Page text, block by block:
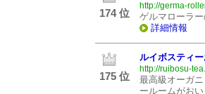
174 位
http://germa-
ゲルマローラー
詳細情報
175 位
ルイボスティ
http://ruibosu-
最高級オーガ
ールームがお